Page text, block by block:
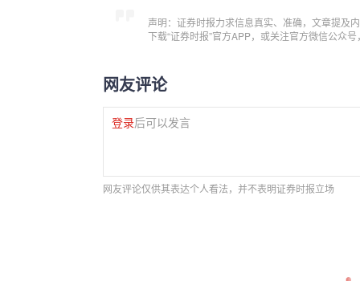
声明：证券时报力求信息真实、准确，文章提及
下载“证券时报”官方APP，或关注官方微信公众
网友评论
登录后可以发言
网友评论仅供其表达个人看法，并不表明证券时报立场